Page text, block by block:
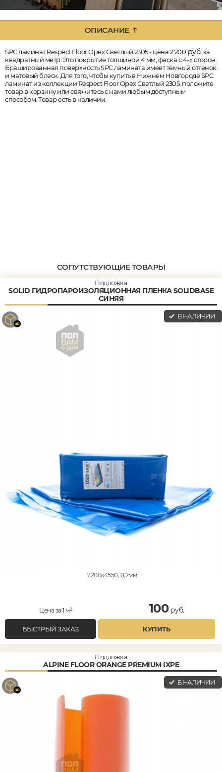
ОПИСАНИЕ
SPC ламинат Respect Floor Орех Светлый 2305 - цена 2 200 руб.за
квадратный метр. Это покрытие толщиной 4 мм, фаска с 4-х сторон.
Брашированная поверхность SPC ламината имеет тёмный оттенок
и матовый блеск. Для того, чтобы купить в Нижнем Новгороде SPC
ламинат из коллекции Respect Floor Орех Светлый 2305, положите
товар в корзину или свяжитесь с нами любым доступным
способом. Товар есть в наличии.
СОПУТСТВУЮЩИЕ ТОВАРЫ
Подложка
SOLID ГИДРОПАРОИЗОЛЯЦИОННАЯ ПЛЕНКА SOLIDBASE
СИНЯЯ
В НАЛИЧИИ
2200x4550, 0,2мм
Цена за 1 м² 100руб.
БЫСТРЫЙ ЗАКАЗ КУПИТЬ
Подложка
ALPINE FLOOR ORANGE PREMIUM IXPE
В НАЛИЧИИ